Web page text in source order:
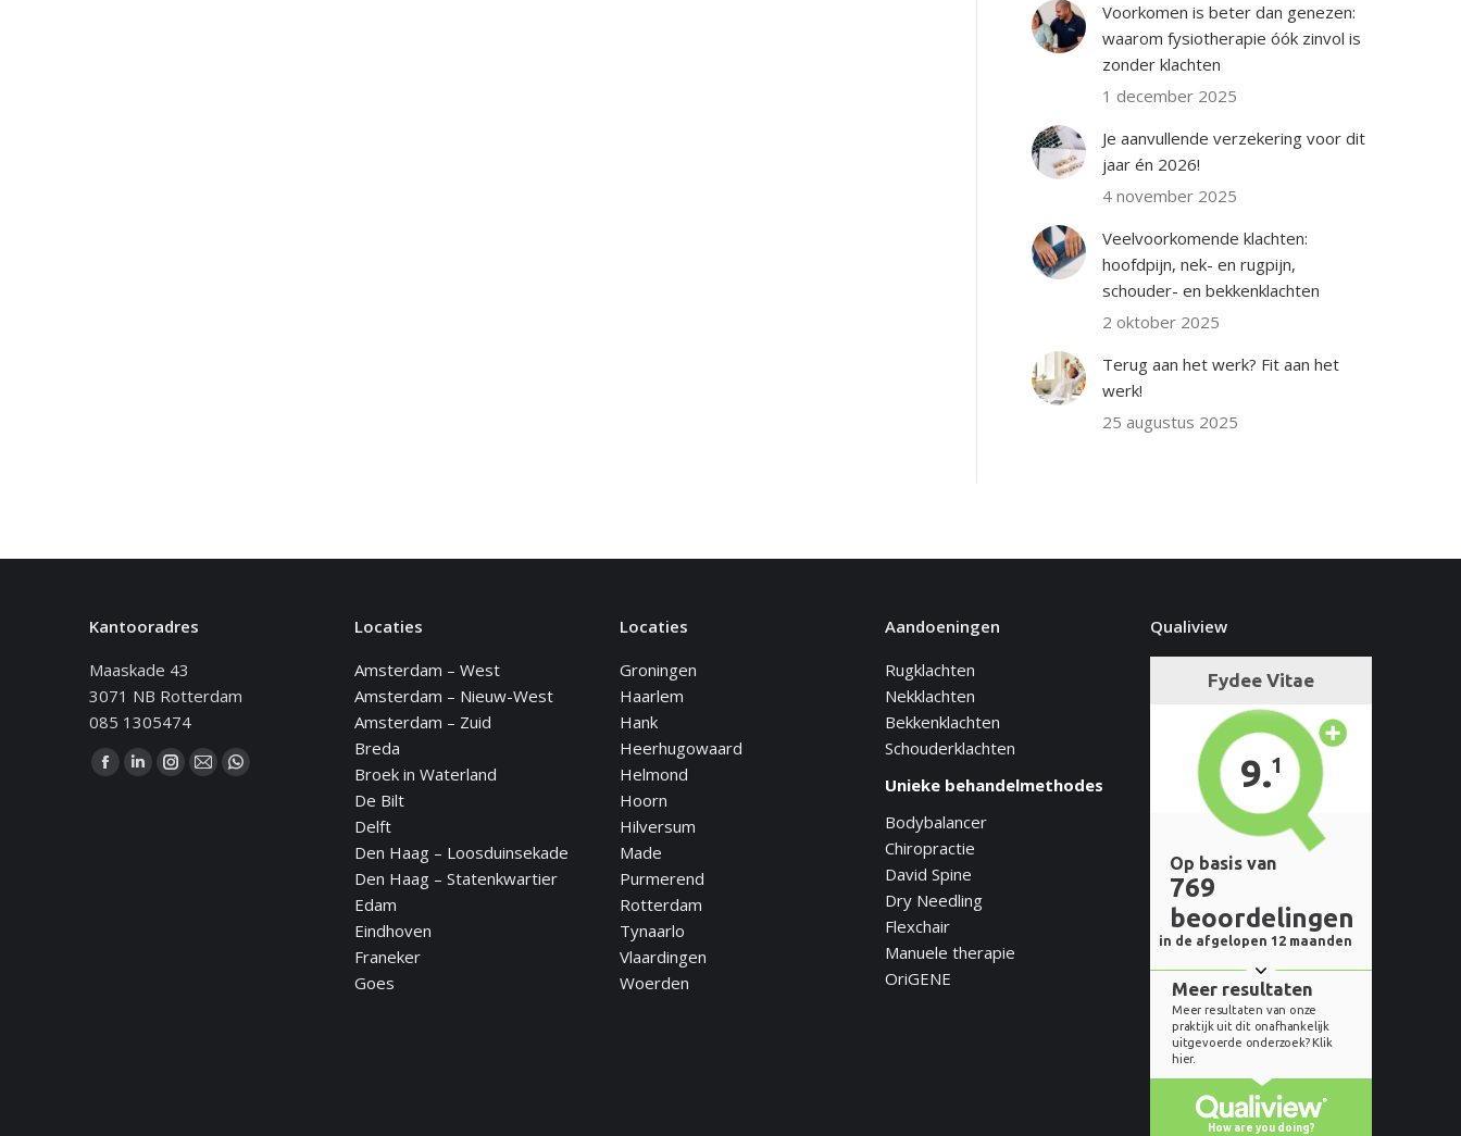
Voorkomen is beter dan genezen:
waarom fysiotherapie óók zinvol is
zonder klachten
1 december 2025
Je aanvullende verzekering voor dit
jaar én 2026!
4 november 2025
Veelvoorkomende klachten:
hoofdpijn, nek- en rugpijn,
schouder- en bekkenklachten
2 oktober 2025
Terug aan het werk? Fit aan het
werk!
25 augustus 2025
Kantooradres
Maaskade 43
3071 NB Rotterdam
085 1305474
Vind ons op:
Facebook
LinkedinInstagram
MailWhatsApp
Locaties
Amsterdam – West
Amsterdam – Nieuw-West
Amsterdam – Zuid
Breda
Broek in Waterland
De Bilt
Delft
Den Haag – Loosduinsekade
Den Haag – Statenkwartier
Edam
Eindhoven
Franeker
Goes
Locaties
Groningen
Haarlem
Hank
Heerhugowaard
Helmond
Hoorn
Hilversum
Made
Purmerend
Rotterdam
Tynaarlo
Vlaardingen
Woerden
Aandoeningen
Rugklachten
Nekklachten
Bekkenklachten
Schouderklachten
Unieke behandelmethodes
Bodybalancer
Chiropractie
David Spine
Dry Needling
Flexchair
Manuele therapie
OriGENE
Qualiview